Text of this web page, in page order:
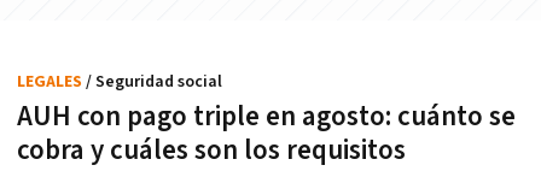
AUH con pago triple en agosto: cuánto se
cobra y cuáles son los requisitos
LEGALES / Seguridad social